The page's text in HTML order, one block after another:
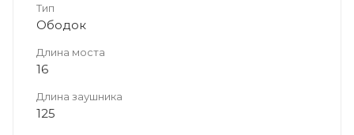
Тип
Ободок
Длина моста
16
Длина заушника
125